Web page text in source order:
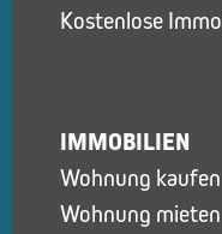
Kostenlose
IMMOBILIEN
Wohnung kaufen
Wohnung mieten